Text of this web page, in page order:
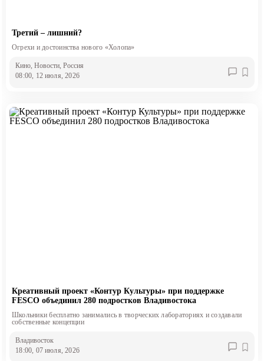
Третий – лишний?
Огрехи и достоинства нового «Холопа»
Кино, Новости, Россия
08:00, 12 июля, 2026
Креативный проект «Контур Культуры» при поддержке
FESCO объединил 280 подростков Владивостока
Школьники бесплатно занимались в творческих лабораториях и создавали
собственные концепции
Владивосток
18:00, 07 июля, 2026